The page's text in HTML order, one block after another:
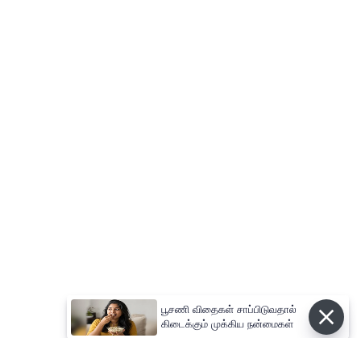
பூசணி விதைகள் சாப்பிடுவதால்
கிடைக்கும் முக்கிய நன்மைகள்